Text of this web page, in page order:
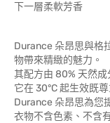
下一層柔軟芳香
Durance 朵昂思與格
物帶來精緻的魅力。
其配方由 80% 天然
它在 30°C 起生效既
Durance 朵昂思為您
衣物不含色素、不含